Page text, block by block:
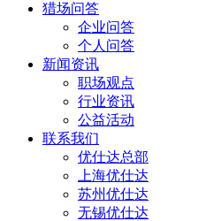
猎场问答
企业问答
个人问答
新闻资讯
职场观点
行业资讯
公益活动
联系我们
优仕达总部
上海优仕达
苏州优仕达
无锡优仕达